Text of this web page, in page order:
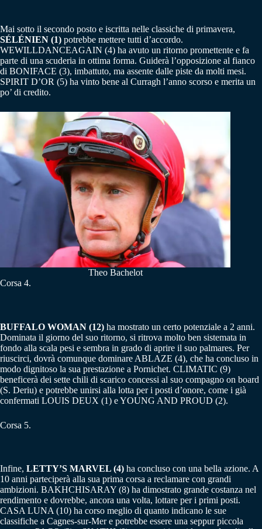
Mai sotto il secondo posto e iscritta nelle classiche di primavera,
SÉLÉNIEN (1) potrebbe mettere tutti d’accordo.
WEWILLDANCEAGAIN (4) ha avuto un ritorno promettente e fa
parte di una scuderia in ottima forma. Guiderà l’opposizione al fianco
di BONIFACE (3), imbattuto, ma assente dalle piste da molti mesi.
SPIRIT D’OR (5) ha vinto bene al Curragh l’anno scorso e merita un
po’ di credito.
Theo Bachelot
Corsa 4.
BUFFALO WOMAN (12) ha mostrato un certo potenziale a 2 anni.
Dominata il giorno del suo ritorno, si ritrova molto ben sistemata in
fondo alla scala pesi e sembra in grado di aprire il suo palmares. Per
riuscirci, dovrà comunque dominare ABLAZE (4), che ha concluso in
modo dignitoso la sua prestazione a Pornichet. CLIMATIC (9)
beneficerà dei sette chili di scarico concessi al suo compagno on board
(S. Deriu) e potrebbe unirsi alla lotta per i posti d’onore, come i già
confermati LOUIS DEUX (1) e YOUNG AND PROUD (2).
Corsa 5.
Infine, LETTY’S MARVEL (4) ha concluso con una bella azione. A
10 anni parteciperà alla sua prima corsa a reclamare con grandi
ambizioni. BAKHCHISARAY (8) ha dimostrato grande costanza nel
rendimento e dovrebbe, ancora una volta, lottare per i primi posti.
CASA LUNA (10) ha corso meglio di quanto indicano le sue
classifiche a Cagnes-sur-Mer e potrebbe essere una seppur piccola